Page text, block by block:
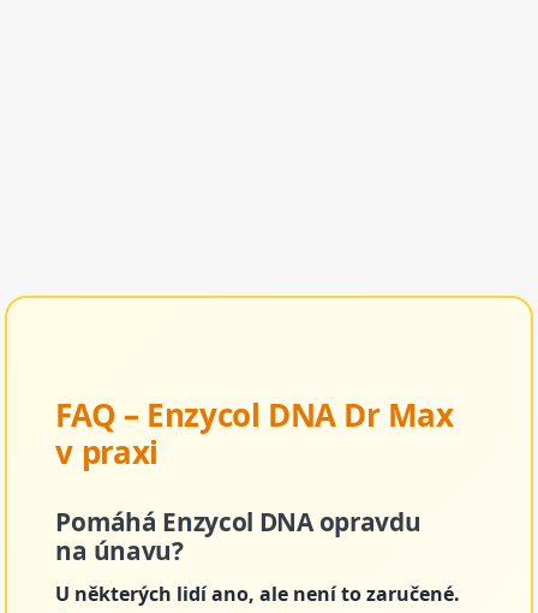
FAQ – Enzycol DNA Dr Max
v praxi
Pomáhá Enzycol DNA opravdu
na únavu?
U některých lidí ano, ale není to zaručené.